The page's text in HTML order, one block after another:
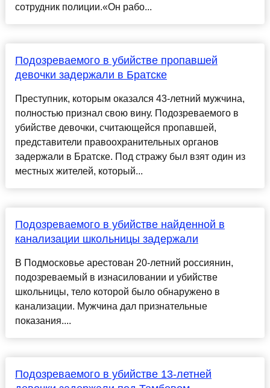
сотрудник полиции.«Он рабо...
Подозреваемого в убийстве пропавшей
девочки задержали в Братске
Преступник, которым оказался 43-летний мужчина,
полностью признал свою вину. Подозреваемого в
убийстве девочки, считающейся пропавшей,
представители правоохранительных органов
задержали в Братске. Под стражу был взят один из
местных жителей, который...
Подозреваемого в убийстве найденной в
канализации школьницы задержали
В Подмосковье арестован 20-летний россиянин,
подозреваемый в изнасиловании и убийстве
школьницы, тело которой было обнаружено в
канализации. Мужчина дал признательные
показания....
Подозреваемого в убийстве 13-летней